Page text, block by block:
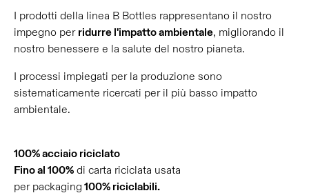
I prodotti della linea B Bottles rappresentano il nostro
impegno per ridurre l'impatto ambientale, migliorando il
nostro benessere e la salute del nostro pianeta.
I processi impiegati per la produzione sono
sistematicamente ricercati per il più basso impatto
ambientale.
100% acciaio riciclato
Fino al 100% di carta riciclata usata
per packaging 100% riciclabili.